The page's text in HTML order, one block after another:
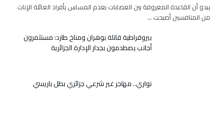
يبدو أن القاعدة المعروفة بين العصابات بعدم المساس بأفراد العائلة الإناث
من المنافسين أصبحت …
بيروقراطية قاتلة بوهران ومناخ طارد: مستثمرون
أجانب يصطدمون بجدار الإدارة الجزائرية
نواري.. مهاجر غير شرعي جزائري بطل باريسي